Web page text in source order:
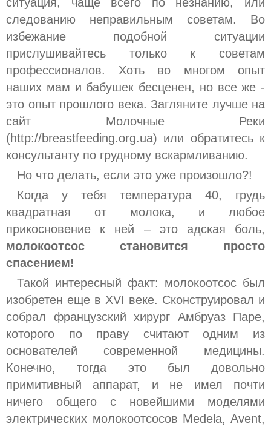
следованию неправильным советам. Во
избежание подобной ситуации
прислушивайтесь только к советам
профессионалов. Хоть во многом опыт
наших мам и бабушек бесценен, но все же -
это опыт прошлого века. Загляните лучше на
сайт Молочные Реки
(http://breastfeeding.org.ua) или обратитесь к
консультанту по грудному вскармливанию.
Но что делать, если это уже произошло?!
Когда у тебя температура 40, грудь
квадратная от молока, и любое
прикосновение к ней – это адская боль,
молокоотсос становится просто
спасением!
Такой интересный факт: молокоотсос был
изобретен еще в ХVІ веке. Сконструировал и
собрал французский хирург Амбруаз Паре,
которого по праву считают одним из
основателей современной медицины.
Конечно, тогда это был довольно
примитивный аппарат, и не имел почти
ничего общего с новейшими моделями
электрических молокоотсосов Medela, Avent,